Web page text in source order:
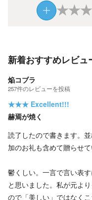
★★★
新着おすすめレビュ
焔コブラ
257件のレビューを投稿
★★★ Excellent!!!
赫焉が焼く
読了したので書きます。
加のお礼も含めて贈らせて
鬱くしい。一言で言い表
と思いました。私が元よ
ので「美しい」ではなく